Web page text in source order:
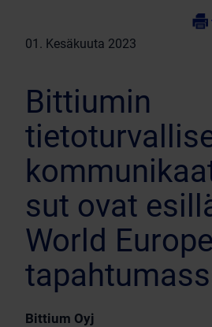
01. Kesäkuuta 2023
Bittiumin
sut ovat
World
Bittium Oyj